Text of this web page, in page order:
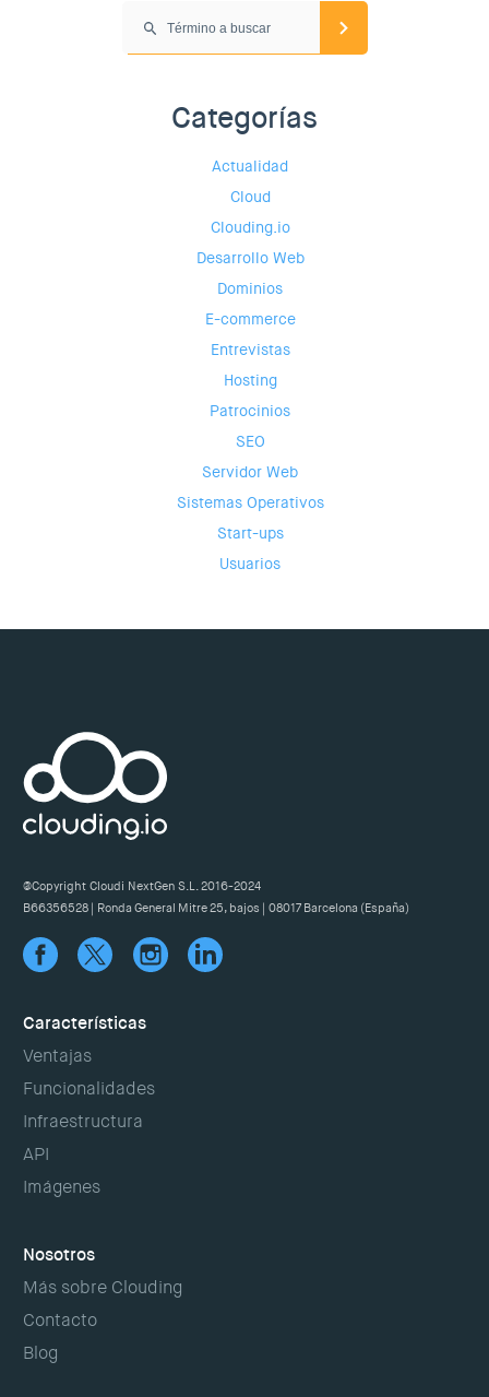
Categorías
Actualidad
Cloud
Clouding.io
Desarrollo Web
Dominios
E-commerce
Entrevistas
Hosting
Patrocinios
SEO
Servidor Web
Sistemas Operativos
Start-ups
Usuarios
@Copyright Cloudi NextGen S.L. 2016-2024
B66356528 | Ronda General Mitre 25, bajos | 08017 Barcelona (España)
Características
Ventajas
Funcionalidades
Infraestructura
API
Imágenes
Nosotros
Más sobre Clouding
Contacto
Blog